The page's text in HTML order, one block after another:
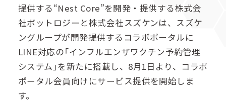
提供する“Nest Core”を開発・提供する株式会
社ボットロジーと株式会社スズケンは、スズケ
ングループが開発提供するコラボポータルに
LINE対応の「インフルエンザワクチン予約管理
システム」を新たに搭載し、8月1日より、コラボ
ポータル会員向けにサービス提供を開始しま
す。